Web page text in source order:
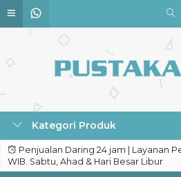
Kategori Produk
Penjualan Daring 24 jam | Layanan
WIB. Sabtu, Ahad & Hari Besar Libur